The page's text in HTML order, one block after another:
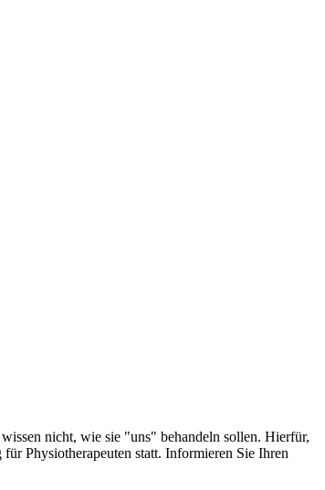
nicht, wie sie "uns" behandeln sollen. Hierfür,
Physiotherapeuten statt. Informieren Sie Ihren